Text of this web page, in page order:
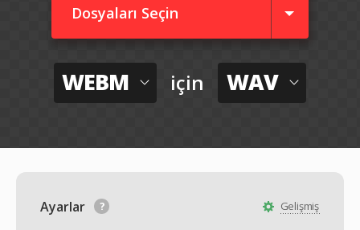
Dosyaları Seçin
WEBM için WAV
Gelişmiş
Ayarlar